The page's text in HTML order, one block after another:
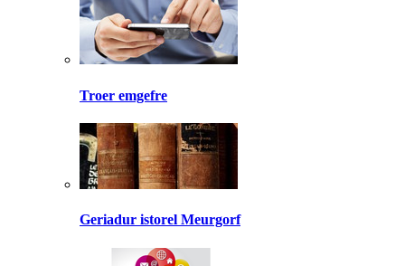
Troer emgefre
Geriadur istorel Meurgorf